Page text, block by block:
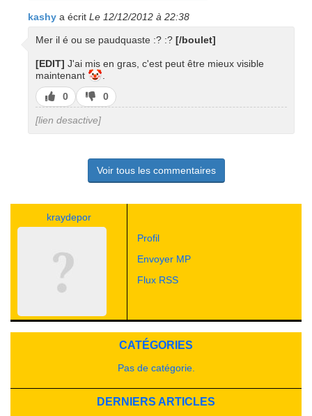
kashy a écrit Le 12/12/2012 à 22:38
Mer il é ou se paudquaste :? :? [/boulet]
[EDIT] J'ai mis en gras, c'est peut être mieux visible
maintenant 🤡
J’aime
0
J’aime
pas
0
[lien desactive]
Voir tous les commentaires
kraydepor
Profil
Envoyer MP
Flux RSS
CATÉGORIES
Pas de catégorie.
DERNIERS ARTICLES